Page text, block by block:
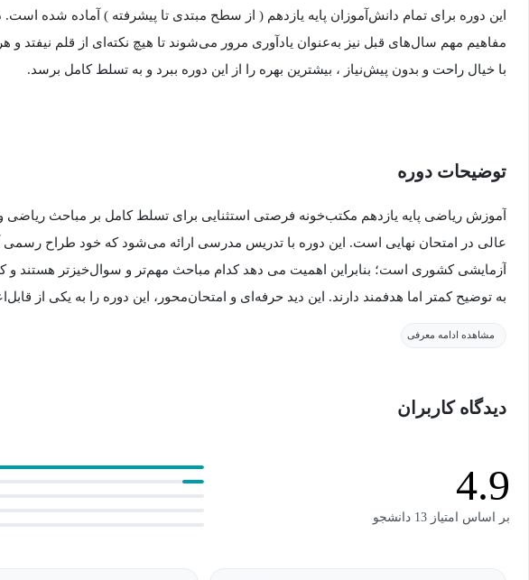
این دوره برای تمام دانش‌آموزان پایه یازدهم ( از سطح مبتدی تا پیشرفته ) آماده شده
مفاهیم مهم سال‌های قبل نیز به‌عنوان یادآوری مرور می‌شوند تا هیچ نکته‌ای از قلم نیفتد و
با خیال راحت و بدون پیش‌نیاز ، بیشترین بهره را از این دوره ببرد و به تسلط کامل برسد.
توضیحات دوره
آموزش ریاضی پایه یازدهم مکتب‌خونه فرصتی استثنایی برای تسلط کامل بر مباحث
عالی در امتحان نهایی است. این دوره با تدریس مدرسی ارائه می‌شود که خود طراح رسمی
آزمایشی کشوری است؛ بنابراین اهمیت می دهد کدام مباحث مهم‌تر و سوال‌خیزتر هستند و
به توضیح کمتر اما هدفمند دارند. این دید حرفه‌ای و امتحان‌محور، این دوره را به یکی از
آموزش‌ها کاملاً تشریحی، مفهومی و مطابق با بارم‌بندی امتحان نهایی ارائه شده‌اند تا
دقیقاً همان پاسخی را بنویسید که مصحح انتظار دارد. علاوه بر این، در طول آموزش، هر جا
پیش‌نیاز پایه دهم مانند اتحادها و نکات مهم جبر به‌صورت هوشمندانه مرور می‌شوند.
مشاهده ادامه معرفی
دیدگاه کاربران
4.9
بر اساس امتیاز 13 دانشجو